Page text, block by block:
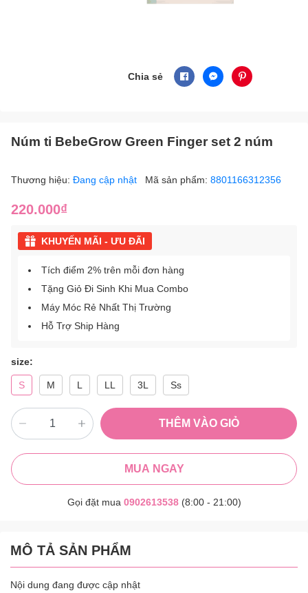
Chia sẻ
Núm ti BebeGrow Green Finger set 2 núm
Thương hiệu: Đang cập nhật Mã sản phẩm: 8801166312356
220.000₫
KHUYẾN MÃI - ƯU ĐÃI
Tích điểm 2% trên mỗi đơn hàng
Tặng Giỏ Đi Sinh Khi Mua Combo
Máy Móc Rẻ Nhất Thị Trường
Hỗ Trợ Ship Hàng
size:
S M L LL 3L Ss
THÊM VÀO GIỎ
MUA NGAY
Gọi đặt mua 0902613538(8:00 - 21:00)
MÔ TẢ SẢN PHẨM
Nội dung đang được cập nhật